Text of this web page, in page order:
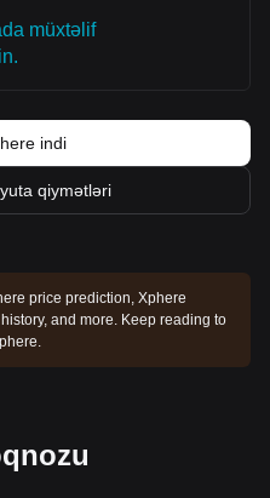
müxtəlif
indi
qiymətləri
price prediction, Xphere
and more. Keep reading to